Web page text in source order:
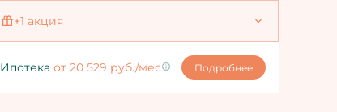
+1 акция
Ипотека от 20 529 руб./мес Подробнее